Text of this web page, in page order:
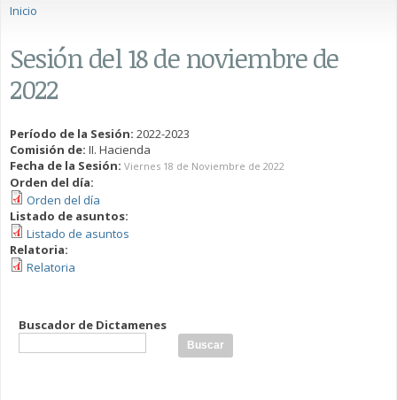
Inicio
Sesión del 18 de noviembre de
2022
Período de la Sesión: 2022-2023
Comisión de: II. Hacienda
Fecha de la Sesión: Viernes 18 de Noviembre de 2022
Orden del día:
Orden del día
Listado de asuntos:
Listado de asuntos
Relatoria:
Relatoria
Buscador de Dictamenes